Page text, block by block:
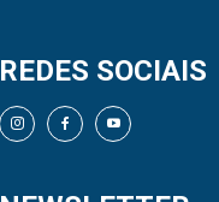
REDES SOCIAIS